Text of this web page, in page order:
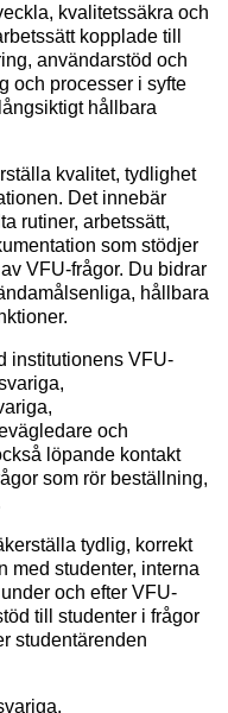
kvalitetssäkra och
kopplade till
användarstöd och
och processer i syfte
hållbara
kvalitet, tydlighet
Det innebär
rutiner, arbetssätt,
som stödjer
VFU-frågor. Du bidrar
hållbara
institutionens VFU-
och
löpande kontakt
som rör beställning,
tydlig, korrekt
med studenter, interna
och efter VFU-
till studenter i frågor
studentärenden